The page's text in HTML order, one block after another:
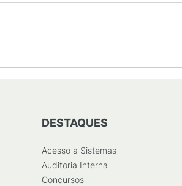
DESTAQUES
Acesso a Sistemas
Auditoria Interna
Concursos